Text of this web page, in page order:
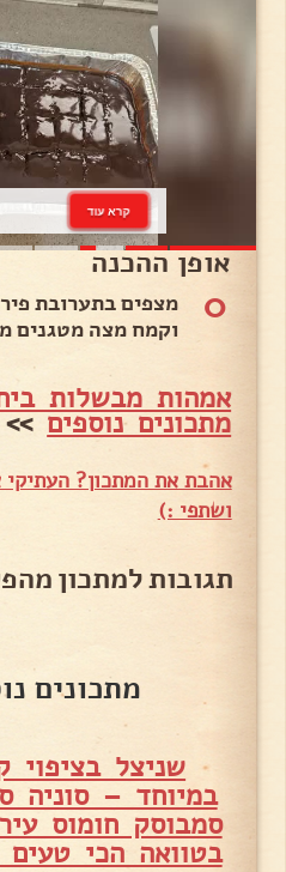
קרא עוד
אופן ההכנה
0
מצפים בתערובת
וקמח מצה מטגנים מ2 הצדדים ובתאבון.
אמהות מבשלות
מתכונים נוספים>>
אהבת את המתכון?
ושתפי :)
תגובות למתכון
מתכונים
שניצל בציפוי
במיוחד – סוניה
סמבוסק חומוס
בטוואה הכי